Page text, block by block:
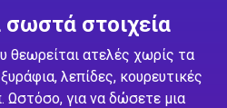
σωστά στοιχεία
θεωρείται ατελές χωρίς τα
λεπίδες, κουρευτικές
Ωστόσο, για να δώσετε μια